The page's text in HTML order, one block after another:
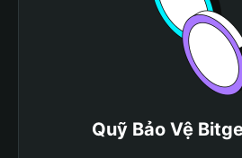
Quỹ Bảo Vệ